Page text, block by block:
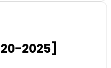
2025]